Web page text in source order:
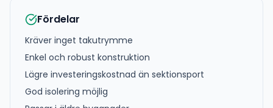
Fördelar
Kräver inget takutrymme
Enkel och robust konstruktion
Lägre investeringskostnad än sektionsport
God isolering möjlig